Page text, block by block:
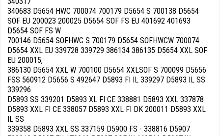
340683 D5654 HWC 700074 700179 D5654 S 700138 D5654
SOF EU 200023 200025 D5654 SOF FS EU 401692 401693
D5654 SOF FS W
700146 D5654 SOFHWC S 700179 D5654 SOFHWCW 700074
D5654 XXL EU 339728 339729 386134 386135 D5654 XXL SOF
EU 200015,
386130 D5654 XXL W 700100 D5654 XXLSOF S 700099 D5656
FSS 560912 D5656 S 492647 D5893 FI IL 339297 D5893 IL SS
339296
D5893 SS 339201 D5893 XL FI CE 338881 D5893 XXL 337878
D5893 XXL FI CE 338057 D5893 XXL FI DK 200011 D5893 XXL
IL SS
339358 D5893 XXL SS 337159 D5900 FS - 338816 D5907